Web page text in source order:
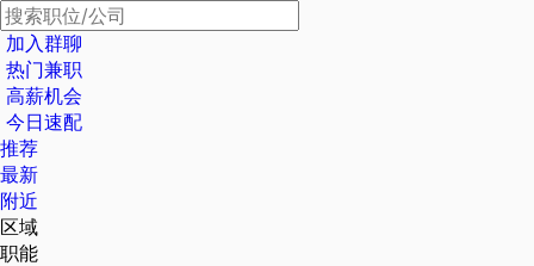
加入群聊
热门兼职
高薪机会
今日速配
推荐
最新
附近
区域
职能